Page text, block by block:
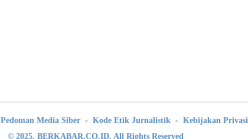
Pedoman Media Siber Kode Etik Jurnalistik Kebijakan Privasi
© 2025. BERKABAR.CO.ID. All Rights Reserved